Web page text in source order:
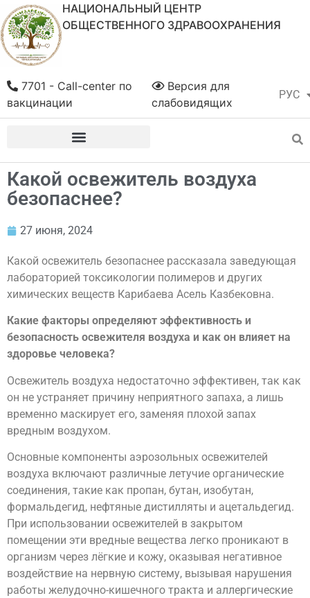
НАЦИОНАЛЬНЫЙ ЦЕНТР
ОБЩЕСТВЕННОГО ЗДРАВООХРАНЕНИЯ
РУС
ҚАЗ
Версия для
слабовидящих
7701 - Call-center по
вакцинации
Какой освежитель воздуха
безопаснее?
27 июня, 2024
Какой освежитель безопаснее рассказала заведующая
лабораторией токсикологии полимеров и других
химических веществ Карибаева Асель Казбековна.
Какие факторы определяют эффективность и
безопасность освежителя воздуха и как он влияет на
здоровье человека?
Освежитель воздуха недостаточно эффективен, так как
он не устраняет причину неприятного запаха, а лишь
временно маскирует его, заменяя плохой запах
вредным воздухом.
Основные компоненты аэрозольных освежителей
воздуха включают различные летучие органические
соединения, такие как пропан, бутан, изобутан,
формальдегид, нефтяные дистилляты и ацетальдегид.
При использовании освежителей в закрытом
помещении эти вредные вещества легко проникают в
организм через лёгкие и кожу, оказывая негативное
воздействие на нервную систему, вызывая нарушения
работы желудочно-кишечного тракта и аллергические